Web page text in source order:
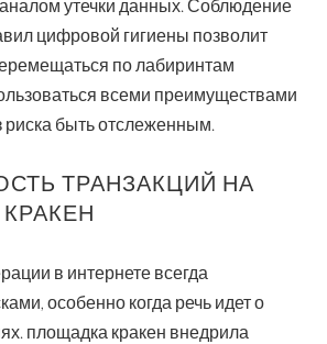
утечки данных. Соблюдение
цифровой гигиены позволит
по лабиринтам
всеми преимуществами
риска быть отслеженным.
ТРАНЗАКЦИЙ НА
в интернете всегда
особенно когда речь идет о
площадка кракен внедрила